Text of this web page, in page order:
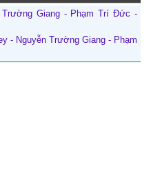
Giang - Phạm Trí Đức -
- Nguyễn Trường Giang - Phạm